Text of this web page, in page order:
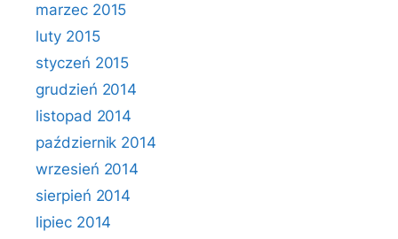
marzec 2015
luty 2015
styczeń 2015
grudzień 2014
listopad 2014
październik 2014
wrzesień 2014
sierpień 2014
lipiec 2014